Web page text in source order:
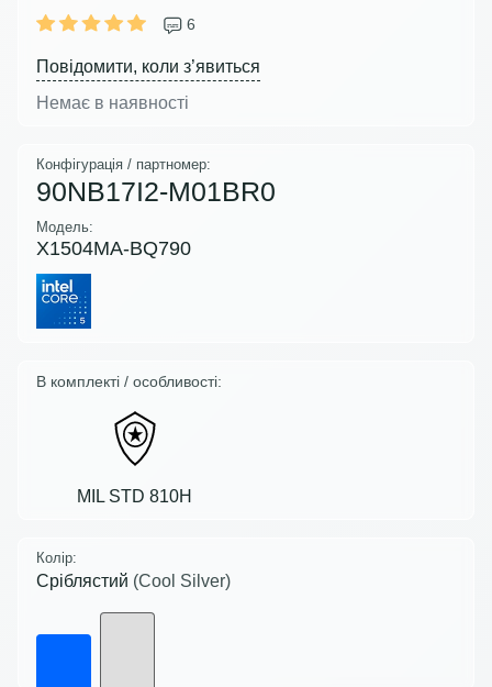
6
Повідомити, коли з’явиться
Немає в наявності
Конфігурація / партномер:
90NB17I2-M01BR0
Модель:
X1504MA-BQ790
В комплекті / особливості:
MIL STD 810H
Колір:
Сріблястий (Cool Silver)